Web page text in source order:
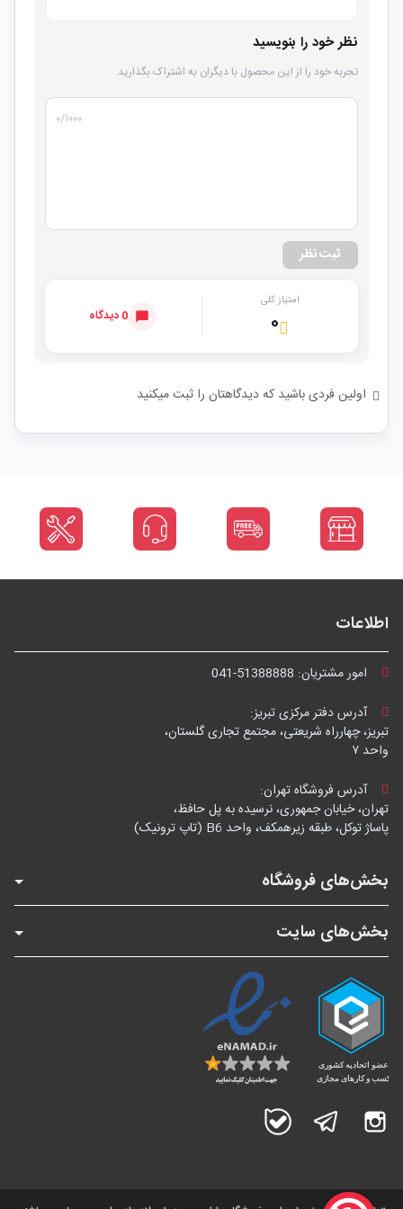
نظر خود را بنویسید
تجربه خود را از این محصول با دیگران به اشتراک بگذارید.
۰/۱۰۰۰
ثبت نظر
امتیاز کلی
۰ 0 دیدگاه
اولین فردی باشید که دیدگاهتان را ثبت میکنید
اطلاعات
امور مشتریان: 041-51388888
آدرس دفتر مرکزی تبریز:
تبریز، چهارراه شریعتی، مجتمع تجاری گلستان،
واحد ۷
آدرس فروشگاه تهران:
تهران، خیابان جمهوری، نرسیده به پل حافظ،
پاساژ توکل، طبقه زیرهمکف، واحد B6 (تاپ ترونیک)
بخش‌های فروشگاه
بخش‌های سایت
اینستاگرام تلگرام